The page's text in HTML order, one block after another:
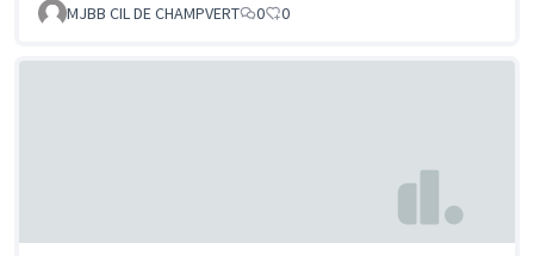
MJBB CIL DE CHAMPVERT
0 0